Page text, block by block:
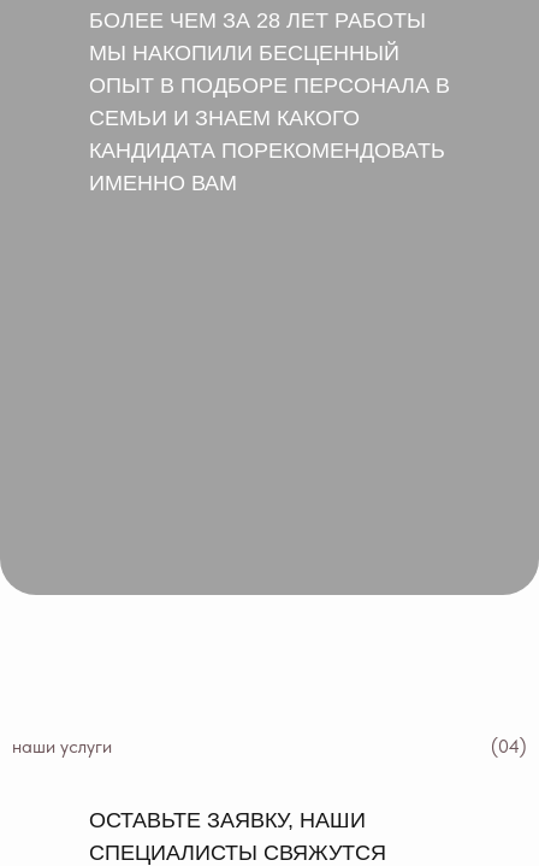
БОЛЕЕ ЧЕМ ЗА 28 ЛЕТ РАБОТЫ
МЫ НАКОПИЛИ БЕСЦЕННЫЙ
ОПЫТ В ПОДБОРЕ ПЕРСОНАЛА В
СЕМЬИ И ЗНАЕМ КАКОГО
КАНДИДАТА ПОРЕКОМЕНДОВАТЬ
ИМЕННО ВАМ
(04)
ОСТАВЬТЕ ЗАЯВКУ, НАШИ
СПЕЦИАЛИСТЫ СВЯЖУТСЯ
наши услуги